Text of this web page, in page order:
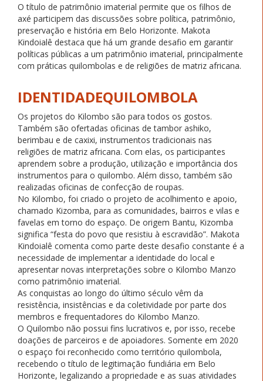
O título de patrimônio imaterial permite que os filhos de
axé participem das discussões sobre política, patrimônio,
preservação e história em Belo Horizonte. Makota
Kindoialê destaca que há um grande desafio em garantir
políticas públicas a um patrimônio imaterial, principalmente
com práticas quilombolas e de religiões de matriz africana.
IDENTIDADEQUILOMBOLA
Os projetos do Kilombo são para todos os gostos.
Também são ofertadas oficinas de tambor ashiko,
berimbau e de caxixi, instrumentos tradicionais nas
religiões de matriz africana. Com elas, os participantes
aprendem sobre a produção, utilização e importância dos
instrumentos para o quilombo. Além disso, também são
realizadas oficinas de confecção de roupas.
No Kilombo, foi criado o projeto de acolhimento e apoio,
chamado Kizomba, para as comunidades, bairros e vilas e
favelas em torno do espaço. De origem Bantu, Kizomba
significa “festa do povo que resistiu à escravidão”. Makota
Kindoialê comenta como parte deste desafio constante é a
necessidade de implementar a identidade do local e
apresentar novas interpretações sobre o Kilombo Manzo
como patrimônio imaterial.
As conquistas ao longo do último século vêm da
resistência, insistências e da coletividade por parte dos
membros e frequentadores do Kilombo Manzo.
O Quilombo não possui fins lucrativos e, por isso, recebe
doações de parceiros e de apoiadores. Somente em 2020
o espaço foi reconhecido como território quilombola,
recebendo o título de legitimação fundiária em Belo
Horizonte, legalizando a propriedade e as suas atividades